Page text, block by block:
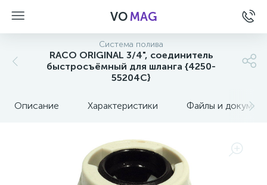
VOMAG
Система полива
RACO ORIGINAL 3/4", соединитель
быстросъёмный для шланга {4250-
55204C}
Описание Характеристики Файлы и